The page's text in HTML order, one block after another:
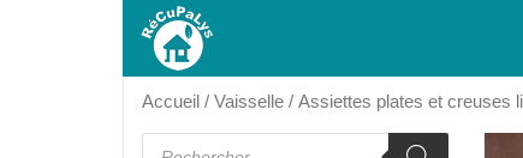
Accueil / Vaisselle / Assiettes plates et creuses
Recherche de produits